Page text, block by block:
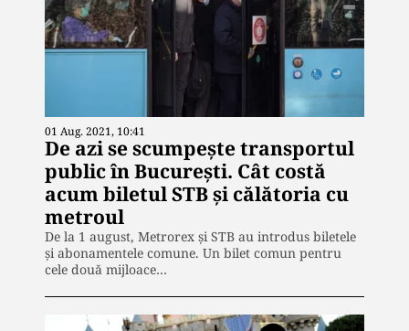
01 Aug. 2021, 10:41
De azi se scumpește transportul
public în București. Cât costă
acum biletul STB și călătoria cu
metroul
De la 1 august, Metrorex şi STB au introdus biletele
şi abonamentele comune. Un bilet comun pentru
cele două mijloace…